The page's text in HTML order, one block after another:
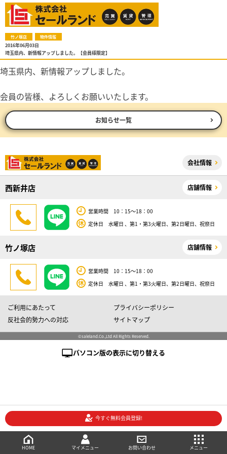
竹ノ塚店 物件情報
2016年06月03日
埼玉県内、新情報アップしました。【会員様限定】
埼玉県内、新情報アップしました。
会員の皆様、よろしくお願いいたします。
お知らせ一覧
会社情報
西新井店 店舗情報
営業時間 10：15～18：00
定休日 水曜日 、第1・第3火曜日、第2日曜日、祝祭日
竹ノ塚店 店舗情報
営業時間 10：15～18：00
定休日 水曜日 、第1・第3火曜日、第2日曜日、祝祭日
ご利用にあたって
プライバシーポリシー
反社会的勢力への対応
サイトマップ
©saleland.Co.,Ltd All Rights Reserved.
パソコン版の表示に切り替える
HOME マイメニュー お問い合わせ メニュー
今すぐ無料会員登録!
メニュー
ご相談・お問い合わせ
マイメニュー
売買会員登録